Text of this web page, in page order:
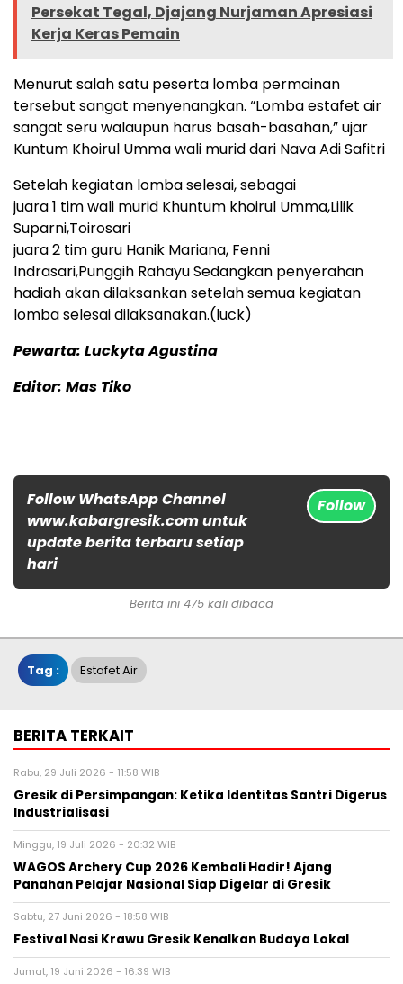
Persekat Tegal, Djajang Nurjaman Apresiasi
Kerja Keras Pemain
Menurut salah satu peserta lomba permainan
tersebut sangat menyenangkan. “Lomba estafet air
sangat seru walaupun harus basah-basahan,” ujar
Kuntum Khoirul Umma wali murid dari Nava Adi Safitri
Setelah kegiatan lomba selesai, sebagai
juara 1 tim wali murid Khuntum khoirul Umma,Lilik
Suparni,Toirosari
juara 2 tim guru Hanik Mariana, Fenni
Indrasari,Punggih Rahayu Sedangkan penyerahan
hadiah akan dilaksankan setelah semua kegiatan
lomba selesai dilaksanakan.(luck)
Pewarta: Luckyta Agustina
Editor: Mas Tiko
Follow WhatsApp Channel
www.kabargresik.com untuk
update berita terbaru setiap
hari
Follow
Berita ini 475 kali dibaca
Tag : Estafet Air
BERITA TERKAIT
Rabu, 29 Juli 2026 - 11:58 WIB
Gresik di Persimpangan: Ketika Identitas Santri Digerus
Industrialisasi
Minggu, 19 Juli 2026 - 20:32 WIB
WAGOS Archery Cup 2026 Kembali Hadir! Ajang
Panahan Pelajar Nasional Siap Digelar di Gresik
Sabtu, 27 Juni 2026 - 18:58 WIB
Festival Nasi Krawu Gresik Kenalkan Budaya Lokal
Jumat, 19 Juni 2026 - 16:39 WIB